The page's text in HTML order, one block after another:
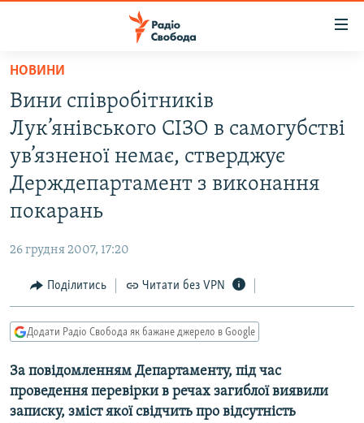
Перейти
основного
матеріалу
Перейти
до
основної
навігації
до
РАДІО СВОБОДА – 70 РОКІВ
ВСЕ ЗА ДОБУ
СТАТТІ
СПОРТ
УКРАЇНА
ВІЙНА
РОСІЙСЬКА «ФІЛЬТРАЦІЯ»
КРИМ.РЕАЛІЇ
ТИ ЯК?
СХЕМИ
МУЛЬТИМЕДІА
ФОТО
НОВИНИ
Вини співробітників
Лук’янівського СІЗО в самогубстві
ув’язненої немає, стверджує
Держдепартамент з виконання
покарань
26 грудня 2007, 17:20
Поділитись Читати без VPN
Додати Радіо Свобода як бажане джерело в Google
За повідомленням Департаменту, під час
проведення перевірки в речах загиблої виявили
записку, зміст якої свідчить про відсутність